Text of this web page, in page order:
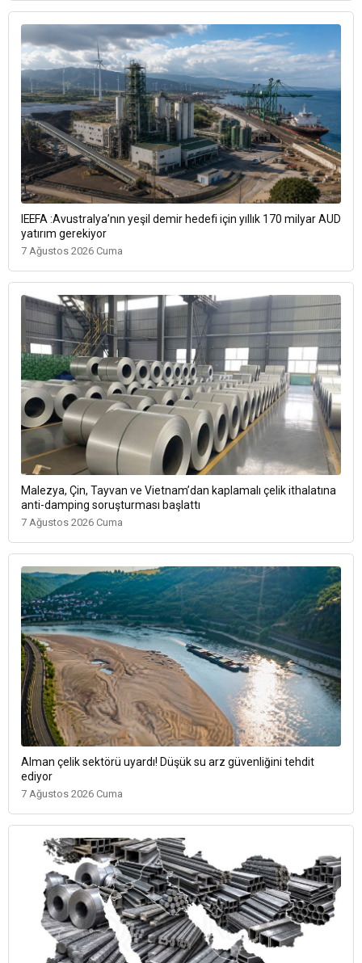
IEEFA :Avustralya’nın yeşil demir hedefi için yıllık 170 milyar AUD
yatırım gerekiyor
7 Ağustos 2026 Cuma
Malezya, Çin, Tayvan ve Vietnam’dan kaplamalı çelik ithalatına
anti-damping soruşturması başlattı
7 Ağustos 2026 Cuma
Alman çelik sektörü uyardı! Düşük su arz güvenliğini tehdit
ediyor
7 Ağustos 2026 Cuma